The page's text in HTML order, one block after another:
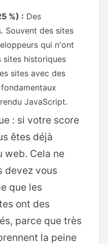
%) : Des
Souvent des sites
qui n'ont
sites historiques
sites avec des
JavaScript.
: si votre score
êtes déjà
web. Cela ne
devez vous
que les
ont des
parce que très
la peine